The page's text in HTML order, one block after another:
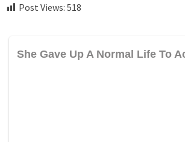
Post Views: 518